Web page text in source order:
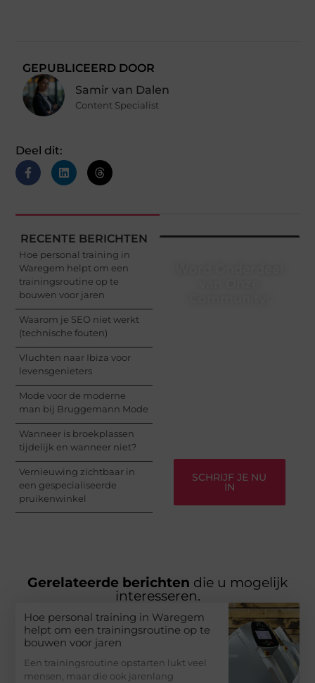
GEPUBLICEERD DOOR
Samir van Dalen
Content Specialist
Deel dit:
RECENTE BERICHTEN
Hoe personal training in
Waregem helpt om een
trainingsroutine op te
bouwen voor jaren
Waarom je SEO niet werkt
(technische fouten)
Vluchten naar Ibiza voor
levensgenieters
Mode voor de moderne
man bij Bruggemann Mode
Wanneer is broekplassen
tijdelijk en wanneer niet?
Vernieuwing zichtbaar in
een gespecialiseerde
pruikenwinkel
SCHRIJF JE NU
IN
Gerelateerde berichten die u mogelijk
interesseren.
Hoe personal training in Waregem
helpt om een trainingsroutine op te
bouwen voor jaren
Een trainingsroutine opstarten lukt veel
mensen, maar die ook jarenlang